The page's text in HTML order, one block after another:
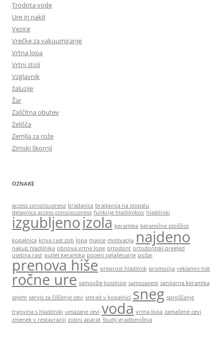
Trodota vode
Ure in nakit
Vezice
Vrečke za vakuumiranje
Vrtna lopa
Vrtni stoli
Vzglavnik
žaluzije
Žar
Zaščitna obutev
Zelišča
Zemlja za rože
Zimski škornji
OZNAKE
access consciousness bradavica bradavica na stopalu
delavnica access consciousness funkcije hladilnikov hladilniki
izgubljenoizola keramika keramične ploščice
kopalnica kriva rast zob lopa majice motivacija najdeno
nakup hladilnika obnova vrtne lope ortodont ortodontski pregled
osebna rast outlet keramika poceni oglaševanje požar
prenova hiše preprost hladilnik promocija reklamni tisk
ročne ure samovžig kosilnice samozavest sanitarna keramika
sejem servis za čiščenje cevi smrad v kopalnici sneg sproščanje
trgovina s hladilniki umazane cevi voda vrtna lopa zamašene cevi
zmenek v restavraciji zobni aparat študij gradbeništva